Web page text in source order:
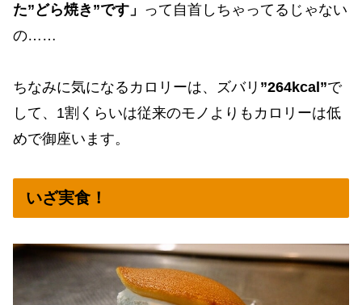
た”どら焼き”です」 って自首しちゃってるじゃない
の……
ちなみに気になるカロリーは、ズバリ ”264kcal”で
して、1割くらいは従来のモノよりもカロリーは低
めで御座います。
いざ実食！